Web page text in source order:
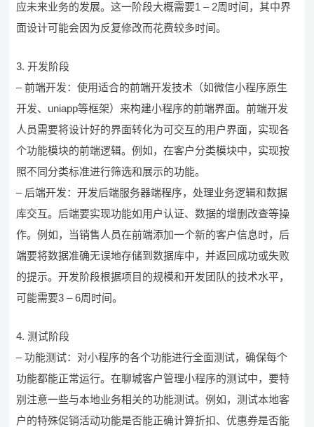
应未来业务的发展。这一阶段大概需要1 – 2周时间，其中界
面设计可能会因为反复修改而花费较多时间。
3. 开发阶段
– 前端开发：使用适合的前端开发技术（如微信小程序原生
开发、uniapp等框架）来构建小程序的前端界面。前端开发
人员需要将设计好的界面转化为可交互的用户界面，实现各
个功能模块的前端逻辑。例如，在客户分类模块中，实现按
照不同分类标准进行筛选和展示的功能。
– 后端开发：开发后端服务器端程序，处理业务逻辑和数据
库交互。后端要实现功能如用户认证、数据的增删改查等操
作。例如，当销售人员在前端添加一个新的客户信息时，后
端要将数据准确无误地存储到数据库中，并返回成功或失败
的提示。开发阶段根据项目的规模和开发团队的技术水平，
可能需要3 – 6周时间。
4. 测试阶段
– 功能测试：对小程序的各个功能进行全面测试，确保每个
功能都能正常运行。在聊城客户管理小程序的测试中，要特
别注意一些与本地业务相关的功能测试。例如，测试本地客
户的特殊促销活动功能是否能正确计算折扣、优惠券是否能